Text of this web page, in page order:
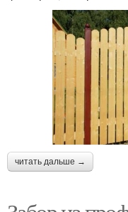
читать дальше →